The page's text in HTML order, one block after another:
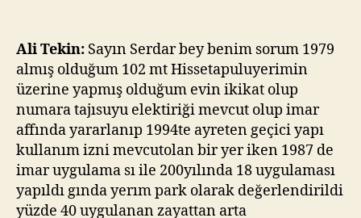
Ali Tekin: Sayın Serdar bey benim sorum 1979
almış olduğum 102 mt Hissetapuluyerimin
üzerine yapmış olduğum evin ikikat olup
numara tajısuyu elektiriği mevcut olup imar
affında yararlanıp 1994te ayreten geçici yapı
kullanım izni mevcutolan bir yer iken 1987 de
imar uygulama sı ile 200yılında 18 uygulaması
yapıldı gında yerım park olarak değerlendirildi
yüzde 40 uygulanan zayattan arta